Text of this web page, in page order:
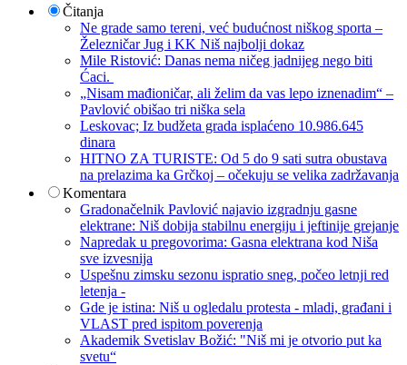
Čitanja
Ne grade samo tereni, već budućnost niškog sporta –
Železničar Jug i KK Niš najbolji dokaz
Mile Ristović: Danas nema ničeg jadnijeg nego biti
Ćaci.
„Nisam mađioničar, ali želim da vas lepo iznenadim“ –
Pavlović obišao tri niška sela
Leskovac; Iz budžeta grada isplaćeno 10.986.645
dinara
HITNO ZA TURISTE: Od 5 do 9 sati sutra obustava
na prelazima ka Grčkoj – očekuju se velika zadržavanja
Komentara
Gradonačelnik Pavlović najavio izgradnju gasne
elektrane: Niš dobija stabilnu energiju i jeftinije grejanje
Napredak u pregovorima: Gasna elektrana kod Niša
sve izvesnija
Uspešnu zimsku sezonu ispratio sneg, počeo letnji red
letenja -
Gde je istina: Niš u ogledalu protesta - mladi, građani i
VLAST pred ispitom poverenja
Akademik Svetislav Božić: "Niš mi je otvorio put ka
svetu“